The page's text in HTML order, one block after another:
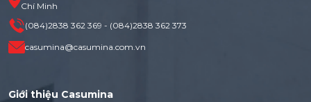
Chí Minh
(084)2838 362 369 - (084)2838 362 373
casumina@casumina.com.vn
Giới thiệu Casumina